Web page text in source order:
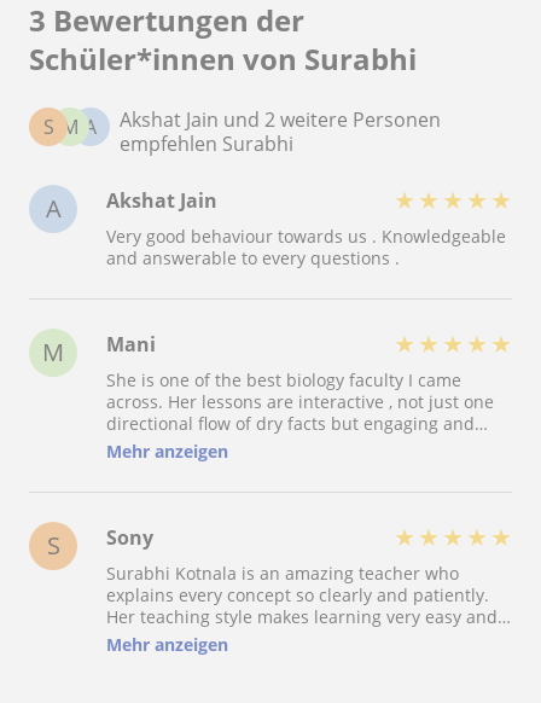
3 Bewertungen der
Schüler*innen von Surabhi
A
M
S
Akshat Jain und 2 weitere Personen
empfehlen Surabhi
A Akshat Jain ★ ★ ★ ★ ★
Very good behaviour towards us . Knowledgeable
and answerable to every questions .
M Mani ★ ★ ★ ★ ★
She is one of the best biology faculty I came
across. Her lessons are interactive , not just one
directional flow of dry facts but engaging and
intellectually stimulating. You can totally rely on
her for biology subject.
Mehr anzeigen
S Sony ★ ★ ★ ★ ★
Surabhi Kotnala is an amazing teacher who
explains every concept so clearly and patiently.
Her teaching style makes learning very easy and
interesting, and she always motivates her
students to do their best. She is supportive,
Mehr anzeigen